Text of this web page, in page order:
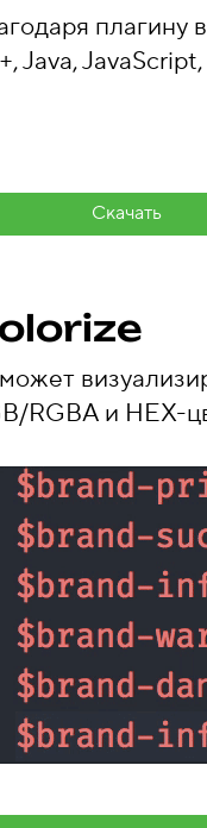
плагину
Java,
Скачать
olorize
RGBA и HEX-